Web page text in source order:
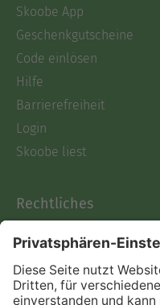
Skoobe App
Geschenkgutscheine
Code einlösen
Hilfe
Barrierefreiheit
Login
Skoobe liest
Rechtliches
AGB
Informationen nach Data
Act